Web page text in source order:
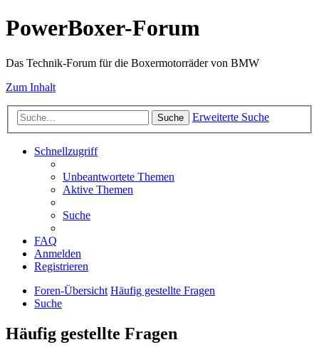
PowerBoxer-Forum
Das Technik-Forum für die Boxermotorräder von BMW
Zum Inhalt
Suche Erweiterte Suche
Schnellzugriff
Unbeantwortete Themen
Aktive Themen
Suche
FAQ
Anmelden
Registrieren
Foren-Übersicht Häufig gestellte Fragen
Suche
Häufig gestellte Fragen